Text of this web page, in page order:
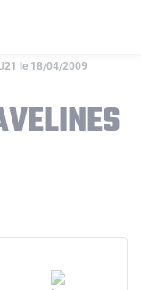
le 18/04/2009